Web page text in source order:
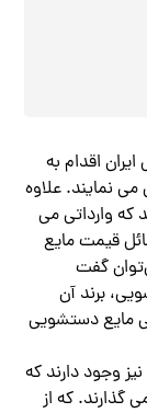
اقدام به
نمایند. علاوه
که وارداتی می
قیمت مایع
گفت
برند آن
مایع دستشویی
وجود دارند که
گذارند. که از